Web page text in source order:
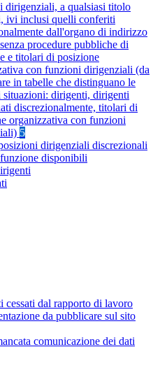
dirigenziali, a qualsiasi titolo
ivi inclusi quelli conferiti
dall'organo di indirizzo
procedure pubbliche di
e titolari di posizione
con funzioni dirigenziali (da
in tabelle che distinguano le
situazioni: dirigenti, dirigenti
discrezionalmente, titolari di
organizzativa con funzioni
5
dirigenziali discrezionali
disponibili
cessati dal rapporto di lavoro
da pubblicare sul sito
comunicazione dei dati